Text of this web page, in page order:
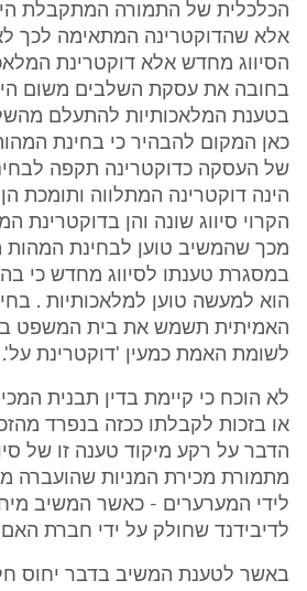
הכלכלית של התמורה המתקבלת
אלא שהדוקטרינה המתאימה לכך
הסיווג מחדש אלא דוקטרינת
בחובה את עסקת השלבים משום
בטענת המלאכותיות להתעלם
כאן המקום להבהיר כי בחינת
של העסקה כדוקטרינה תקפה
הינה דוקטרינה המתלווה ותומכת הן
הקרוי סיווג שונה והן בדוקטרינת
מכך שהמשיב טוען לבחינת
במסגרת טענתו לסיווג מחדש כי
הוא למעשה טוען למלאכותיות .
האמיתית תשמש את בית המשפט
לשומת האמת כמעין 'דוקטרינת על'.
לא הוכח כי קיימת בדין תבנית
או בזכות לקבלתו ככזה בנפרד
הדבר על רקע מיקוד טענה זו של
מתמורת מכירת המניות שהועברה
לידי המערערים - כאשר המשיב
לדיבידנד שחולק על ידי חברת האם
באשר לטענת המשיב בדבר יחוס